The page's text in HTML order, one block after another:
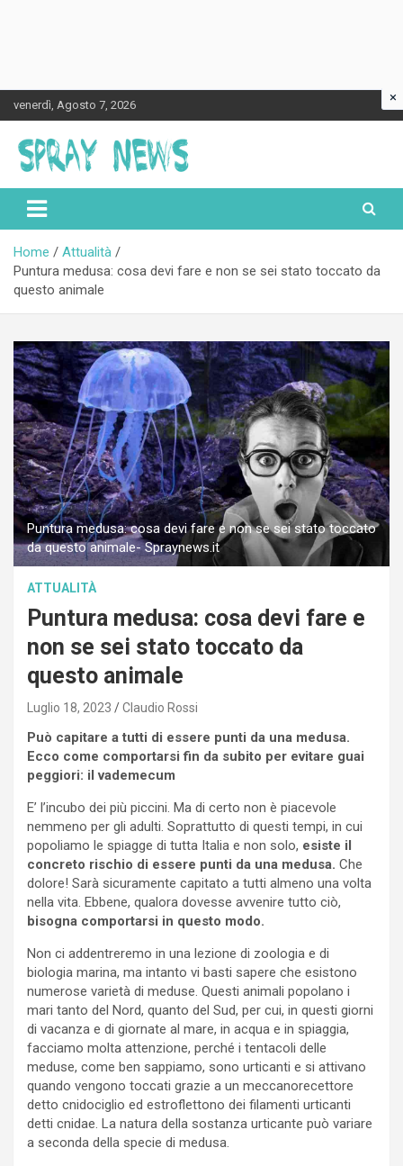
to
content
venerdì, Agosto 7, 2026
Spraynews.it
Home
Attualità
Puntura medusa: cosa devi fare e non se sei stato toccato da
questo animale
Puntura medusa: cosa devi fare e non se sei stato toccato
da questo animale- Spraynews.it
ATTUALITÀ
Puntura medusa: cosa devi fare e
non se sei stato toccato da
questo animale
Luglio 18, 2023 Claudio Rossi
Può capitare a tutti di essere punti da una medusa.
Ecco come comportarsi fin da subito per evitare guai
peggiori: il vademecum
E’ l’incubo dei più piccini. Ma di certo non è piacevole
nemmeno per gli adulti. Soprattutto di questi tempi, in cui
popoliamo le spiagge di tutta Italia e non solo, esiste il
concreto rischio di essere punti da una medusa. Che
dolore! Sarà sicuramente capitato a tutti almeno una volta
nella vita. Ebbene, qualora dovesse avvenire tutto ciò,
bisogna comportarsi in questo modo.
Non ci addentreremo in una lezione di zoologia e di
biologia marina, ma intanto vi basti sapere che esistono
numerose varietà di meduse. Questi animali popolano i
mari tanto del Nord, quanto del Sud, per cui, in questi giorni
di vacanza e di giornate al mare, in acqua e in spiaggia,
facciamo molta attenzione, perché i tentacoli delle
meduse, come ben sappiamo, sono urticanti e si attivano
quando vengono toccati grazie a un meccanorecettore
detto cnidociglio ed estroflettono dei filamenti urticanti
detti cnidae. La natura della sostanza urticante può variare
a seconda della specie di medusa.
×